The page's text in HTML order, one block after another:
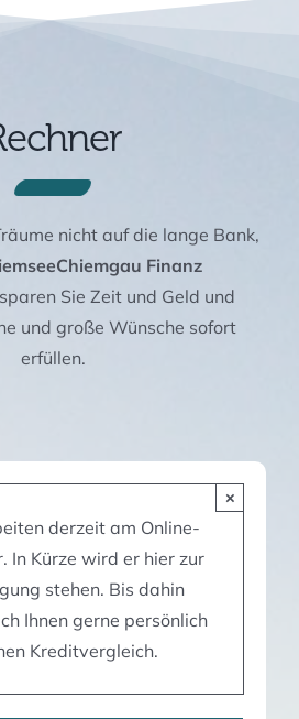
nicht auf die lange Bank,
Chiemgau Finanz
Sie Zeit und Geld und
und große Wünsche sofort
erfüllen.
derzeit am Online-
In Kürze wird er hier zur
stehen. Bis dahin
Ihnen gerne persönlich
Kreditvergleich.
×